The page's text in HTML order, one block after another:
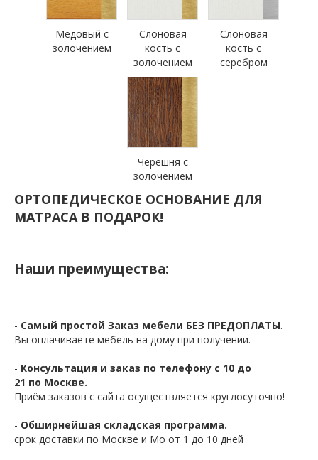
Медовый с
золочением
Слоновая
кость с
золочением
Слоновая
кость с
серебром
Черешня с
золочением
ОРТОПЕДИЧЕСКОЕ ОСНОВАНИЕ ДЛЯ
МАТРАСА В ПОДАРОК!
Наши преимущества:
- Самый простой Заказ мебели БЕЗ ПРЕДОПЛАТЫ.
Вы оплачиваете мебель на дому при получении.
- Консультация и заказ по телефону с 10 до
21 по Москве.
Приём заказов с сайта осуществляется круглосуточно!
- Обширнейшая складская программа.
срок доставки по Москве и Мо от 1 до 10 дней